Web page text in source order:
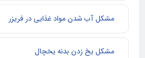
مشکل آب شدن مواد غذایی در فریزر
مشکل یخ زدن بدنه یخچال